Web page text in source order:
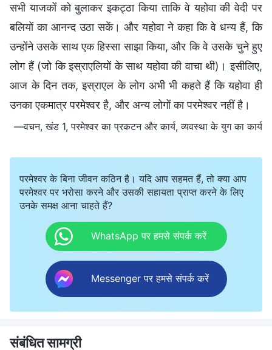
सभी याजकों को बुलाकर इकट्ठा किया ताकि वे यहोवा की वेदी पर
बलियों का आनन्द उठा सकें। और यहोवा ने कहा कि वे धन्य हैं, कि
उन्होंने उसके साथ एक हिस्सा साझा किया, और कि वे उसके चुने हुए
लोग हैं (जो कि इस्राएलियों के साथ यहोवा की वाचा थी)। इसीलिए,
आज के दिन तक, इस्राएल के लोग अभी भी कहते हैं कि यहोवा ही
उनका एकमात्र परमेश्वर है, और अन्य लोगों का परमेश्वर नहीं है।
—वचन, खंड 1, परमेश्वर का प्रकटन और कार्य, व्यवस्था के युग का कार्य
परमेश्वर के बिना जीवन कठिन है। यदि आप सहमत हैं, तो क्या आप
परमेश्वर पर भरोसा करने और उसकी सहायता प्राप्त करने के लिए
उनके समक्ष आना चाहते हैं?
WhatsApp पर हमसे संपर्क करें
Messenger पर हमसे संपर्क करें
संबंधित सामग्री